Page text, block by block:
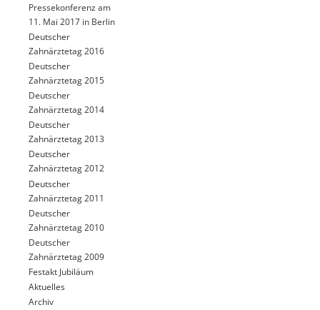
Pressekonferenz am
11. Mai 2017 in Berlin
Deutscher
Zahnärztetag 2016
Deutscher
Zahnärztetag 2015
Deutscher
Zahnärztetag 2014
Deutscher
Zahnärztetag 2013
Deutscher
Zahnärztetag 2012
Deutscher
Zahnärztetag 2011
Deutscher
Zahnärztetag 2010
Deutscher
Zahnärztetag 2009
Festakt Jubiläum
Aktuelles
Archiv